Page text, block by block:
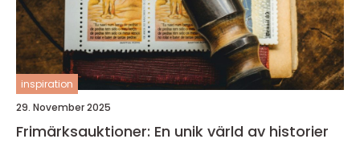
inspiration
29. November 2025
Frimärksauktioner: En unik värld av historier